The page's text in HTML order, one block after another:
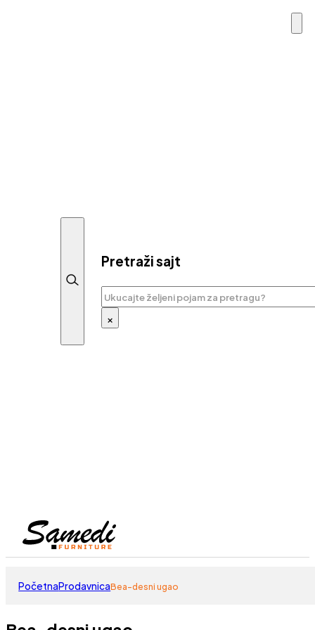
Pretraži sajt
Pretraga
×
PočetnaProdavnicaBea-desni ugao